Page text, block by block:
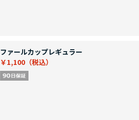
ファールカップレギュラー
￥1,100